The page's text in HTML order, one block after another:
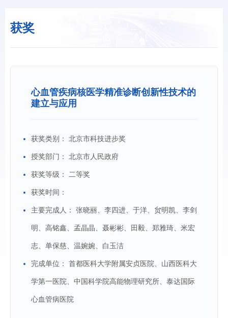
获奖
心血管疾病核医学精准诊断创新性技术的
建立与应用
获奖类别： 北京市科技进步奖
授奖部门： 北京市人民政府
获奖等级： 二等奖
获奖时间：
主要完成人： 张晓丽、李四进、于洋、贠明凯、李剑
明、高铭鑫、孟晶晶、聂彬彬、田毅、郑雅琦、米宏
志、单保慈、温婉婉、白玉洁
完成单位： 首都医科大学附属安贞医院、山西医科大
学第一医院、中国科学院高能物理研究所、泰达国际
心血管病医院